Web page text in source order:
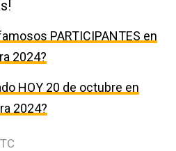
PARTICIPANTES en
2024?
HOY 20 de octubre en
2024?